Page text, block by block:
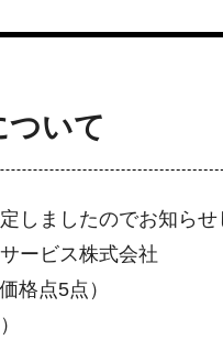
ついて
ましたのでお知らせ
ービス株式会社
格点5点）